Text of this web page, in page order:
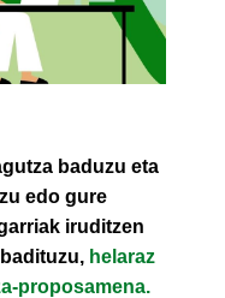
baduzu eta
edo gure
iruditzen
helaraz
proposamena.